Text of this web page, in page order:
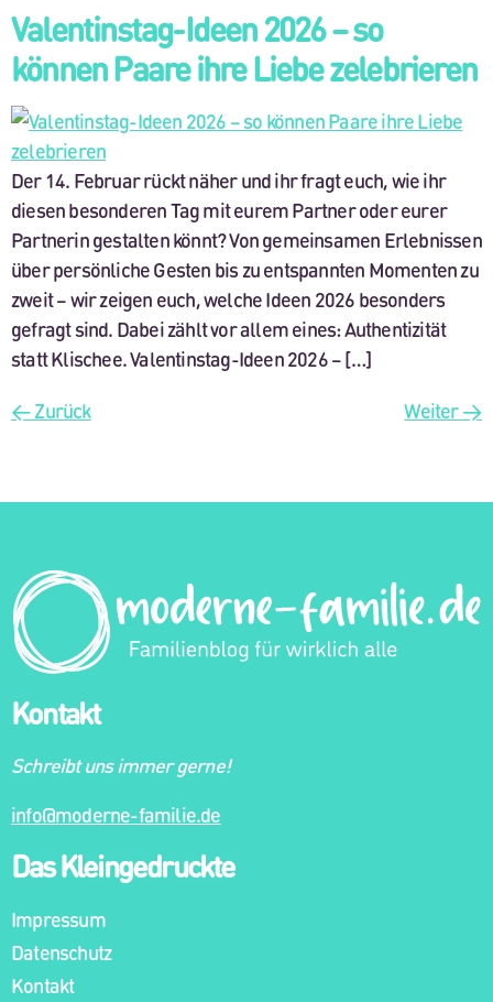
Valentinstag-Ideen 2026 – so
können Paare ihre Liebe zelebrieren
Der 14. Februar rückt näher und ihr fragt euch, wie ihr
diesen besonderen Tag mit eurem Partner oder eurer
Partnerin gestalten könnt? Von gemeinsamen Erlebnissen
über persönliche Gesten bis zu entspannten Momenten zu
zweit – wir zeigen euch, welche Ideen 2026 besonders
gefragt sind. Dabei zählt vor allem eines: Authentizität
statt Klischee. Valentinstag-Ideen 2026 – […]
←Zurück Weiter→
Kontakt
Schreibt uns immer gerne!
info@moderne-familie.de
Das Kleingedruckte
Impressum
Datenschutz
Kontakt